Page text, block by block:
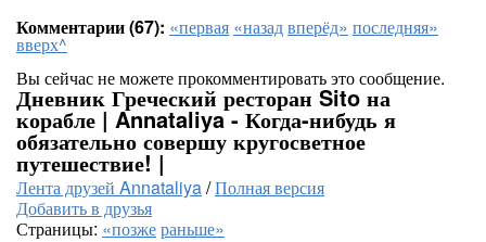
Комментарии (67): «первая «назадвперёд» последняя»
вверх^
Вы сейчас не можете прокомментировать это сообщение.
Дневник Греческий ресторан Sito на
корабле | Annataliya - Когда-нибудь я
обязательно совершу кругосветное
путешествие! |
Лента друзей Annataliya/Полная версия
Добавить в друзья
Страницы: «позжераньше»